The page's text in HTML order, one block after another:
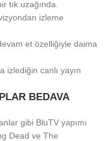
tık uzağında.
izleme
et özelliğiyle daima
izlediğin canlı yayın
BEDAVA
gibi BluTV yapımı
Dead ve The